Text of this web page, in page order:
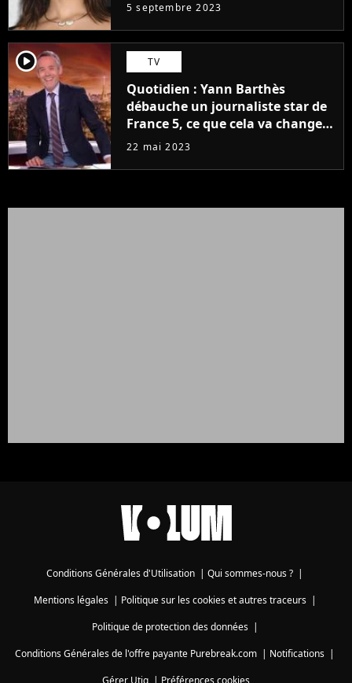
5 septembre 2023
player2 TV
Quotidien : Yann Barthès
débauche un journaliste star de
France 5, ce que cela va changer
à la rentrée
22 mai 2023
Conditions Générales d'Utilisation | Qui sommes-nous ? |
Mentions légales| Politique sur les cookies et autres traceurs|
Politique de protection des données|
Conditions Générales de l'offre payante Purebreak.com | Notifications |